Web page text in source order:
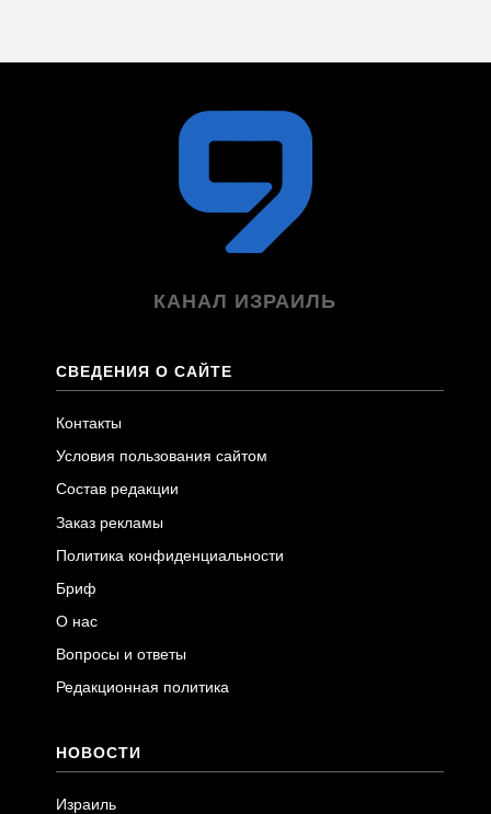
КАНАЛ ИЗРАИЛЬ
СВЕДЕНИЯ О САЙТЕ
Контакты
Условия пользования сайтом
Состав редакции
Заказ рекламы
Политика конфиденциальности
Бриф
О нас
Вопросы и ответы
Редакционная политика
НОВОСТИ
Израиль